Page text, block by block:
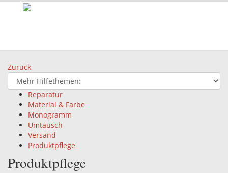
Zurück
Reparatur
Material & Farbe
Monogramm
Umtausch
Versand
Produktpflege
Produktpflege